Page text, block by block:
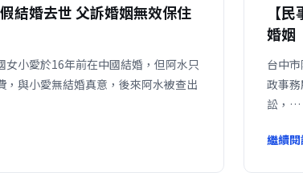
假結婚去世 父訴婚姻無效保住
女小愛於16年前在中國結婚，但阿水只
，與小愛無結婚真意，後來阿水被查出
【
婚姻
台中
政事
訟，…
繼續